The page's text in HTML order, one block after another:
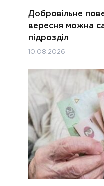
Добровільне
вересня можна
підрозділ
10.08.2026